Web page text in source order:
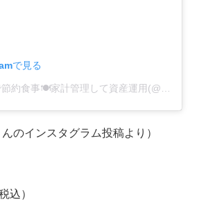
で見る
のインスタグラム投稿より）
込）